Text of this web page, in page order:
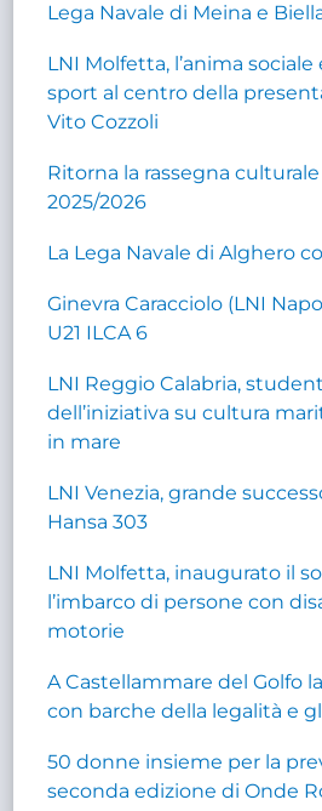
Lega Navale di Meina e
LNI Molfetta, l’anima
sport al centro della
Vito Cozzoli
Ritorna la rassegna
2025/2026
La Lega Navale di Alghero
Ginevra Caracciolo (LNI
U21 ILCA 6
LNI Reggio Calabria,
dell’iniziativa su cultura
in mare
LNI Venezia, grande
Hansa 303
LNI Molfetta, inaugurato il
l’imbarco di persone con
motorie
A Castellammare del Golfo
con barche della legalità e
50 donne insieme per la
seconda edizione di Onde